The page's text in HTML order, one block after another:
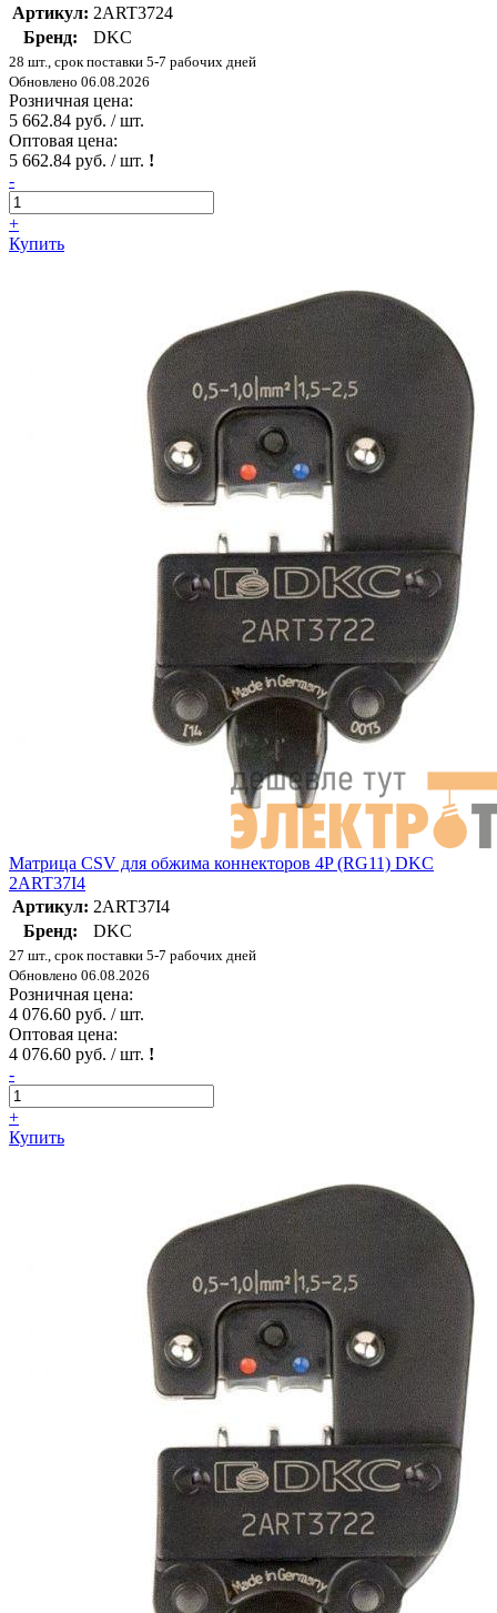
Артикул: 2ART3724
Бренд:
DKC
28 шт., срок поставки 5-7 рабочих дней
Обновлено 06.08.2026
Розничная цена:
5 662.84 руб. / шт.
Оптовая цена:
5 662.84 руб. / шт. !
-
+
Купить
Матрица CSV для обжима коннекторов 4P (RG11) DKC
2ART37I4
Артикул: 2ART37I4
Бренд:
DKC
27 шт., срок поставки 5-7 рабочих дней
Обновлено 06.08.2026
Розничная цена:
4 076.60 руб. / шт.
Оптовая цена:
4 076.60 руб. / шт. !
-
+
Купить